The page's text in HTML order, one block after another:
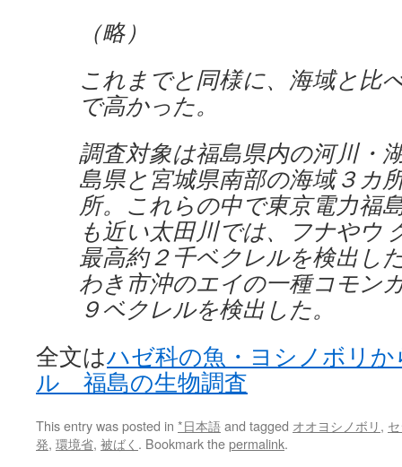
（略）
これまでと同様に、海域と比
で高かった。
調査対象は福島県内の河川・
島県と宮城県南部の海域３カ
所。これらの中で東京電力福
も近い太田川では、フナやウ
最高約２千ベクレルを検出し
わき市沖のエイの一種コモン
９ベクレルを検出した。
全文はハゼ科の魚・ヨシノボリ
ル 福島の生物調査
This entry was posted in *日本語and tagged オオヨシノボリ,
発, 環境省, 被ばく . Bookmark thepermalink.